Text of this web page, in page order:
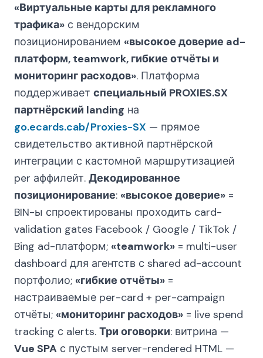
«Виртуальные карты для рекламного
трафика» с вендорским
позиционированием «высокое доверие ad-
платформ, teamwork, гибкие отчёты и
мониторинг расходов». Платформа
поддерживает специальный PROXIES.SX
партнёрский landing на
go.ecards.cab/Proxies-SX — прямое
свидетельство активной партнёрской
интеграции с кастомной маршрутизацией
per аффилейт. Декодированное
позиционирование: «высокое доверие» =
BIN-ы спроектированы проходить card-
validation gates Facebook / Google / TikTok /
Bing ad-платформ; «teamwork» = multi-user
dashboard для агентств с shared ad-account
портфолио; «гибкие отчёты» =
настраиваемые per-card + per-campaign
отчёты; «мониторинг расходов» = live spend
tracking с alerts. Три оговорки: витрина —
Vue SPA с пустым server-rendered HTML —